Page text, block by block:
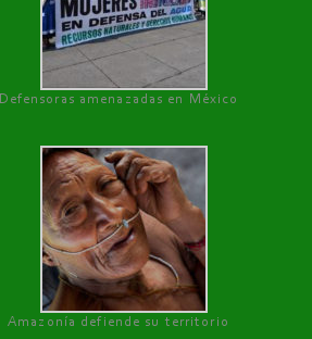
Defensoras amenazadas en México
Amazonía defiende su territorio